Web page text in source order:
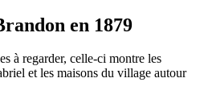
en 1879
à regarder, celle-ci montre les
et les maisons du village autour